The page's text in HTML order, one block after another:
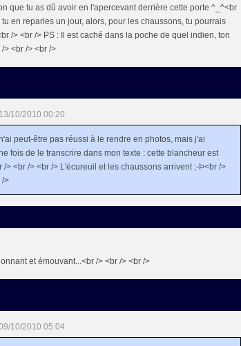
que tu as dû avoir en l'apercevant derrière cette porte ^_^<br
en reparles un jour, alors, pour les chaussons, tu pourrais
/> <br /> PS : Il est caché dans la poche de quel indien, ton
> <br /> <br />
13/10/2010 00:20
peut-être pas réussi à le rendre en photos, mais j'ai
fois de le transcrire dans mon texte : cette blancheur est
/> <br /> <br /> L'écureuil et les chaussons arrivent ;-Þ<br />
/>
et émouvant...<br /> <br /> <br />
10/2010 05:04